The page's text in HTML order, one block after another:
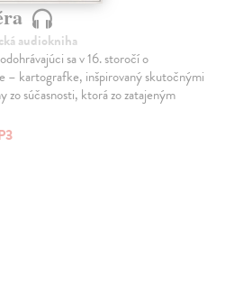
audiokniha
sa v 16. storočí o
– kartografke, inšpirovaný skutočnými
zo súčasnosti, ktorá zo zatajeným